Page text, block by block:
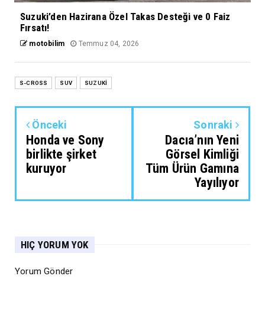
Suzuki’den Hazirana Özel Takas Desteği ve 0 Faiz
Fırsatı!
motobilim Temmuz 04, 2026
S-CROSS SUV SUZUKİ
Önceki
Honda ve Sony
birlikte şirket
kuruyor
Sonraki
Dacıa’nın Yeni
Görsel Kimliği
Tüm Ürün Gamına
Yayılıyor
HIÇ YORUM YOK
Yorum Gönder